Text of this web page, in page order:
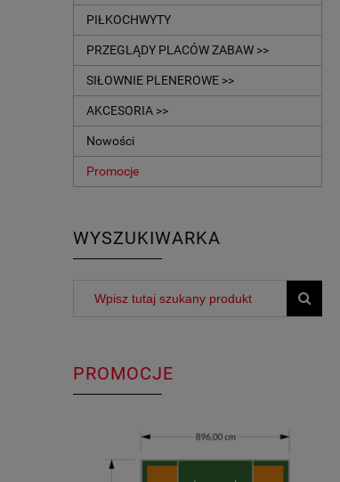
PIŁKOCHWYTY
PRZEGLĄDY PLACÓW ZABAW >>
SIŁOWNIE PLENEROWE >>
AKCESORIA >>
Nowości
Promocje
WYSZUKIWARKA
PROMOCJE